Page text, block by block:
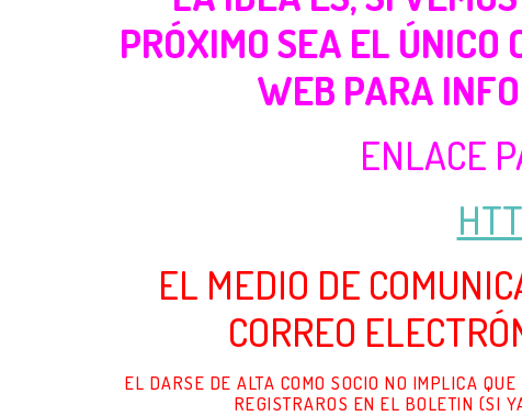
PRÓXIMO SEA EL
WEB PARA
ENLACE
EL MEDIO DE
CORREO
EL DARSE DE ALTA COMO SOCIO NO IMPLICA
REGISTRAROS EN EL BOLETIN (SI